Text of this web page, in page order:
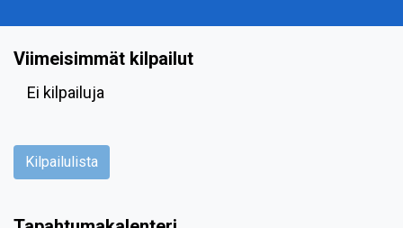
Viimeisimmät kilpailut
Ei kilpailuja
Kilpailulista